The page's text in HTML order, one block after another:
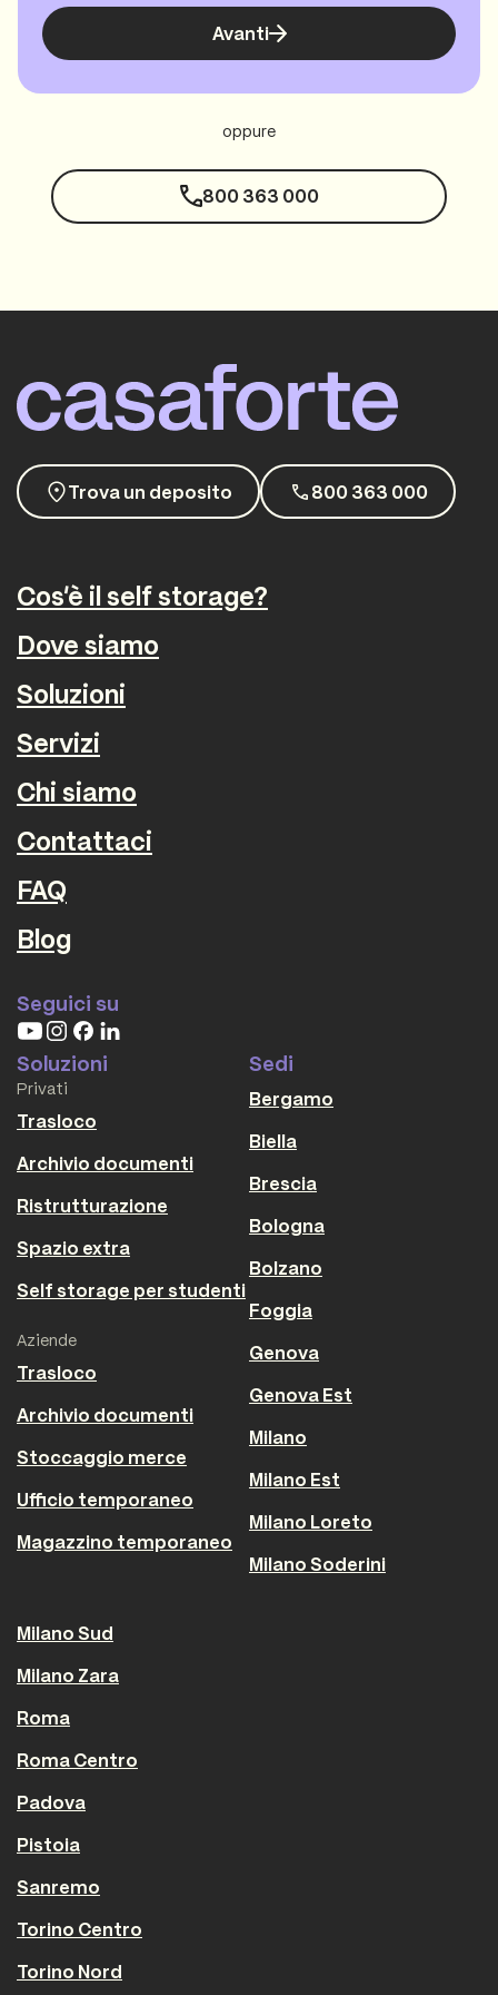
Avanti
oppure
800 363 000
Trova un deposito 800 363 000
Cos'è il self storage?
Dove siamo
Soluzioni
Servizi
Chi siamo
Contattaci
FAQ
Blog
Seguici su
Soluzioni
Privati
Trasloco
Archivio documenti
Ristrutturazione
Spazio extra
Self storage per studenti
Aziende
Trasloco
Archivio documenti
Stoccaggio merce
Ufficio temporaneo
Magazzino temporaneo
Sedi
Bergamo
Biella
Brescia
Bologna
Bolzano
Foggia
Genova
Genova Est
Milano
Milano Est
Milano Loreto
Milano Soderini
Milano Sud
Milano Zara
Roma
Roma Centro
Padova
Pistoia
Sanremo
Torino Centro
Torino Nord